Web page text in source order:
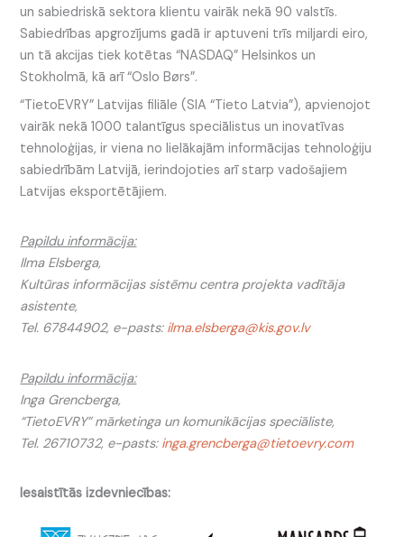
un sabiedriskā sektora klientu vairāk nekā 90 valstīs.
Sabiedrības apgrozījums gadā ir aptuveni trīs miljardi eiro,
un tā akcijas tiek kotētas “NASDAQ” Helsinkos un
Stokholmā, kā arī “Oslo Børs”.
“TietoEVRY” Latvijas filiāle (SIA “Tieto Latvia”), apvienojot
vairāk nekā 1000 talantīgus speciālistus un inovatīvas
tehnoloģijas, ir viena no lielākajām informācijas tehnoloģiju
sabiedrībām Latvijā, ierindojoties arī starp vadošajiem
Latvijas eksportētājiem.
Papildu informācija:
Ilma Elsberga,
Kultūras informācijas sistēmu centra projekta vadītāja
asistente,
Tel. 67844902, e-pasts: ilma.elsberga@kis.gov.lv
Papildu informācija:
Inga Grencberga,
“TietoEVRY” mārketinga un komunikācijas speciāliste,
Tel. 26710732, e-pasts: inga.grencberga@tietoevry.com
Iesaistītās izdevniecības: